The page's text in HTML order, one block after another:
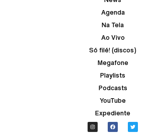
Agenda
Na Tela
Ao Vivo
Só filé! (discos)
Megafone
Playlists
Podcasts
YouTube
Expediente